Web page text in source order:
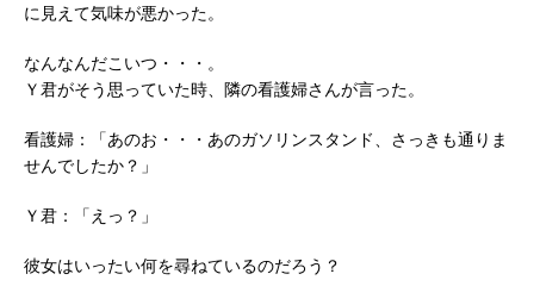
に見えて気味が悪かった。
なんなんだこいつ・・・。
Ｙ君がそう思っていた時、隣の看護婦さんが言った。
看護婦：「あのお・・・あのガソリンスタンド、さっきも通りま
せんでしたか？」
Ｙ君：「えっ？」
彼女はいったい何を尋ねているのだろう？